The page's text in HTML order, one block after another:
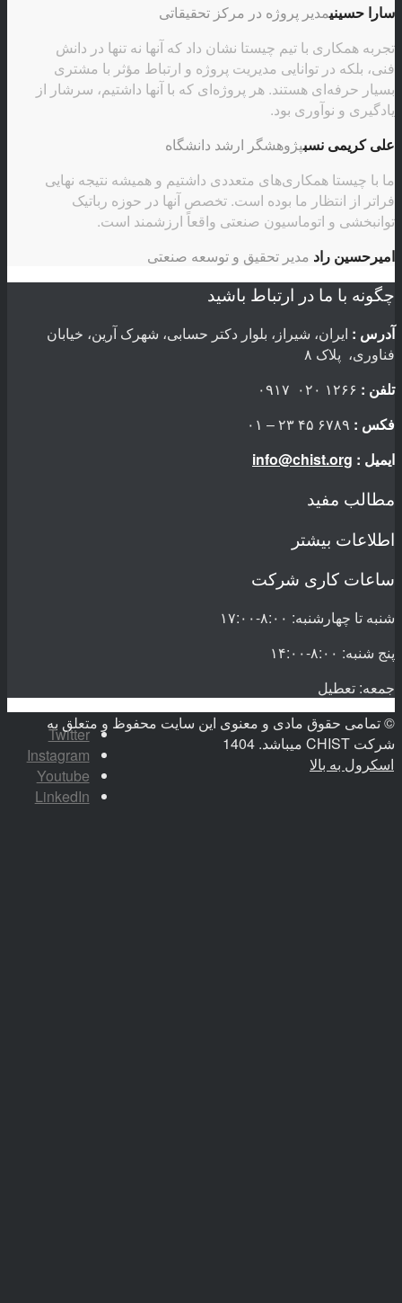
سارا حسینیمدیر پروژه در مرکز تحقیقاتی
تجربه همکاری با تیم چیستا نشان داد که آنها نه تنها در دانش
فنی، بلکه در توانایی مدیریت پروژه و ارتباط مؤثر با مشتری
بسیار حرفه‌ای هستند. هر پروژه‌ای که با آنها داشتیم، سرشار از
یادگیری و نوآوری بود.
علی کریمی نسبپژوهشگر ارشد دانشگاه
ما با چیستا همکاری‌های متعددی داشتیم و همیشه نتیجه نهایی
فراتر از انتظار ما بوده است. تخصص آنها در حوزه رباتیک
توانبخشی و اتوماسیون صنعتی واقعاً ارزشمند است.
امیرحسین راد مدیر تحقیق و توسعه صنعتی
چگونه با ما در ارتباط باشید
آدرس : ایران، شیراز، بلوار دکتر حسابی، شهرک آرین، خیابان
فناوری، پلاک ۸
تلفن :
فکس :
ایمیل : info@chist.org
مطالب مفید
اطلاعات بیشتر
ساعات کاری شرکت
شنبه تا چهارشنبه: ۸:۰۰-۱۷:۰۰
پنج شنبه: ۸:۰۰-۱۴:۰۰
جمعه: تعطیل
© تمامی حقوق مادی و معنوی این سایت محفوظ و متعلق به
شرکت CHIST میباشد. 1404
Twitter
Instagram
Youtube
LinkedIn
اسکرول به بالا